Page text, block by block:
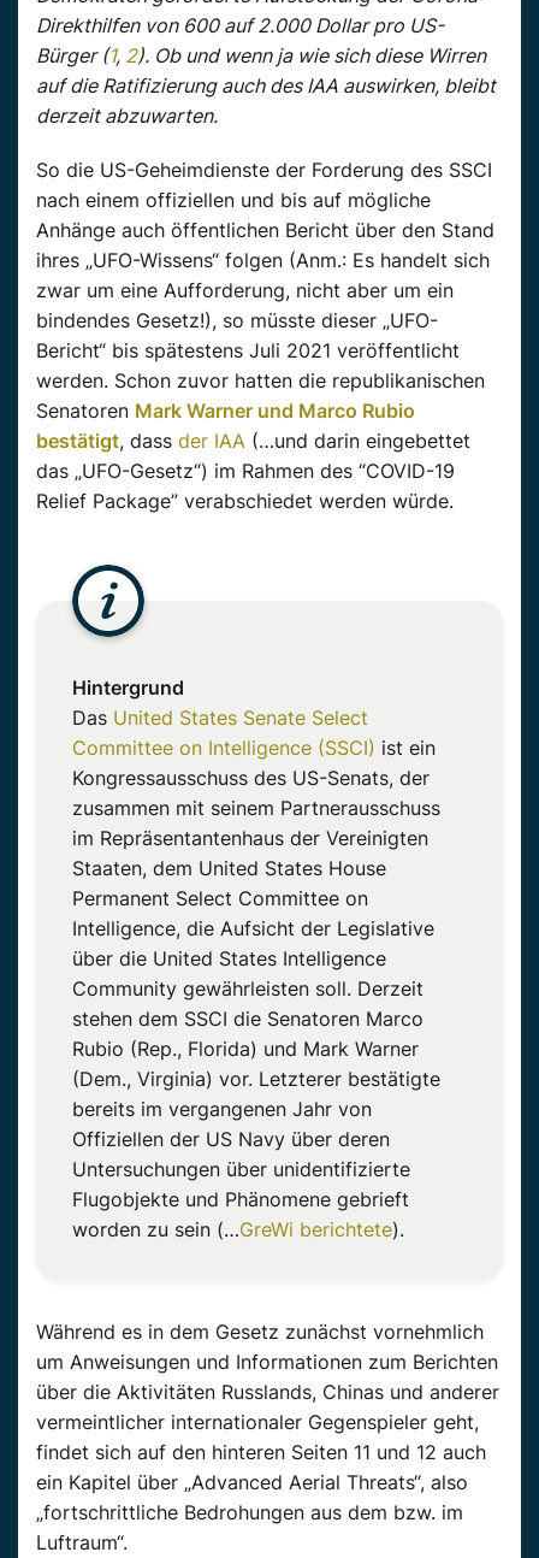
Direkthilfen von 600 auf 2.000 Dollar pro US-
Bürger (1, 2). Ob und wenn ja wie sich diese Wirren
auf die Ratifizierung auch des IAA auswirken, bleibt
derzeit abzuwarten.
So die US-Geheimdienste der Forderung des SSCI
nach einem offiziellen und bis auf mögliche
Anhänge auch öffentlichen Bericht über den Stand
ihres „UFO-Wissens“ folgen (Anm.: Es handelt sich
zwar um eine Aufforderung, nicht aber um ein
bindendes Gesetz!), so müsste dieser „UFO-
Bericht“ bis spätestens Juli 2021 veröffentlicht
werden. Schon zuvor hatten die republikanischen
Senatoren Mark Warner und Marco Rubio
bestätigt, dass der IAA (…und darin eingebettet
das „UFO-Gesetz“) im Rahmen des “COVID-19
Relief Package” verabschiedet werden würde.
Hintergrund
Das United States Senate Select
Committee on Intelligence (SSCI) ist ein
Kongressausschuss des US-Senats, der
zusammen mit seinem Partnerausschuss
im Repräsentantenhaus der Vereinigten
Staaten, dem United States House
Permanent Select Committee on
Intelligence, die Aufsicht der Legislative
über die United States Intelligence
Community gewährleisten soll. Derzeit
stehen dem SSCI die Senatoren Marco
Rubio (Rep., Florida) und Mark Warner
(Dem., Virginia) vor. Letzterer bestätigte
bereits im vergangenen Jahr von
Offiziellen der US Navy über deren
Untersuchungen über unidentifizierte
Flugobjekte und Phänomene gebrieft
worden zu sein (…GreWi berichtete).
Während es in dem Gesetz zunächst vornehmlich
um Anweisungen und Informationen zum Berichten
über die Aktivitäten Russlands, Chinas und anderer
vermeintlicher internationaler Gegenspieler geht,
findet sich auf den hinteren Seiten 11 und 12 auch
ein Kapitel über „Advanced Aerial Threats“, also
„fortschrittliche Bedrohungen aus dem bzw. im
Luftraum“.